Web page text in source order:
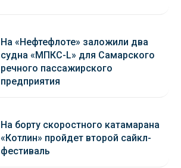
На «Нефтефлоте» заложили два
судна «МПКС-L» для Самарского
речного пассажирского
предприятия
На борту скоростного катамарана
«Котлин» пройдет второй сайкл-
фестиваль